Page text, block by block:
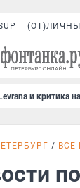
и критика
ВСЕ